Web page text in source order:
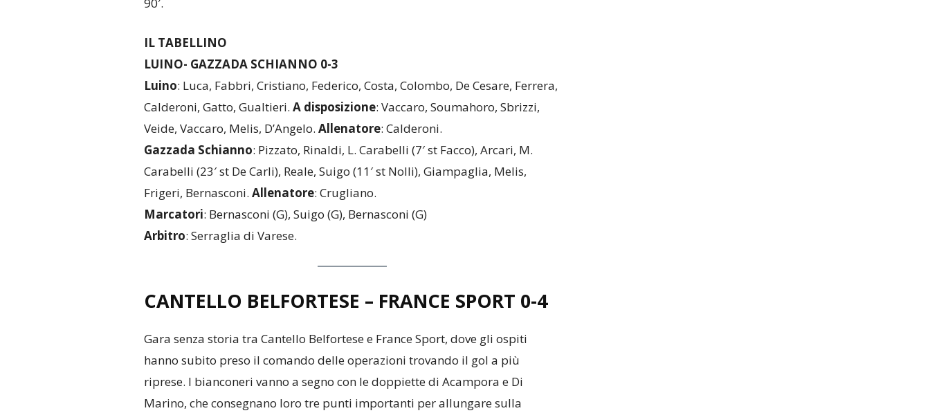
IL TABELLINO
LUINO- GAZZADA SCHIANNO 0-3
Luino: Luca, Fabbri, Cristiano, Federico, Costa, Colombo, De Cesare, Ferrera,
Calderoni, Gatto, Gualtieri. A disposizione: Vaccaro, Soumahoro, Sbrizzi,
Veide, Vaccaro, Melis, D’Angelo. Allenatore: Calderoni.
Gazzada Schianno: Pizzato, Rinaldi, L. Carabelli (7′ st Facco), Arcari, M.
Carabelli (23′ st De Carli), Reale, Suigo (11′ st Nolli), Giampaglia, Melis,
Frigeri, Bernasconi. Allenatore: Crugliano.
Marcatori: Bernasconi (G), Suigo (G), Bernasconi (G)
Arbitro: Serraglia di Varese.
CANTELLO BELFORTESE – FRANCE SPORT 0-4
Gara senza storia tra Cantello Belfortese e France Sport, dove gli ospiti
hanno subito preso il comando delle operazioni trovando il gol a più
riprese. I bianconeri vanno a segno con le doppiette di Acampora e Di
Marino, che consegnano loro tre punti importanti per allungare sulla